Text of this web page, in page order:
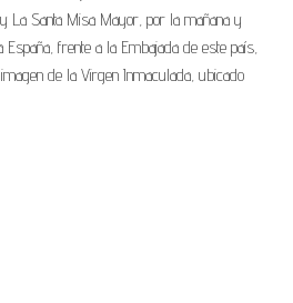
La Santa Misa Mayor, por la mañana y
frente a la Embajada de este país,
de la Virgen Inmaculada, ubicado